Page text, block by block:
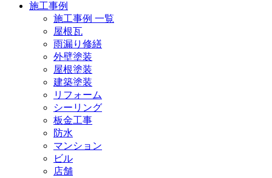
施工事例
施工事例 一覧
屋根瓦
雨漏り修繕
外壁塗装
屋根塗装
建築塗装
リフォーム
シーリング
板金工事
防水
マンション
ビル
店舗